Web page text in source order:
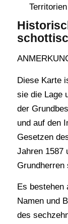
Diese Karte
sie die Lage
der
und auf den
Gesetzen
Jahren 1587
Grundherren
Es
Namen und
des